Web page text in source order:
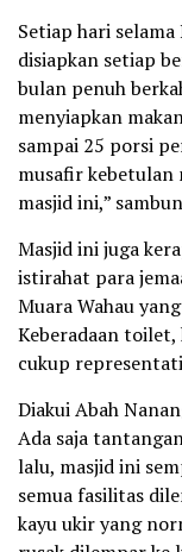
Setiap hari
disiapkan setiap
bulan penuh
menyiapkan
sampai 25 porsi
musafir kebetulan
masjid ini,”
Masjid ini juga
istirahat para
Muara Wahau
Keberadaan
cukup
Diakui Abah
Ada saja
lalu, masjid ini
semua fasilitas
kayu ukir yang